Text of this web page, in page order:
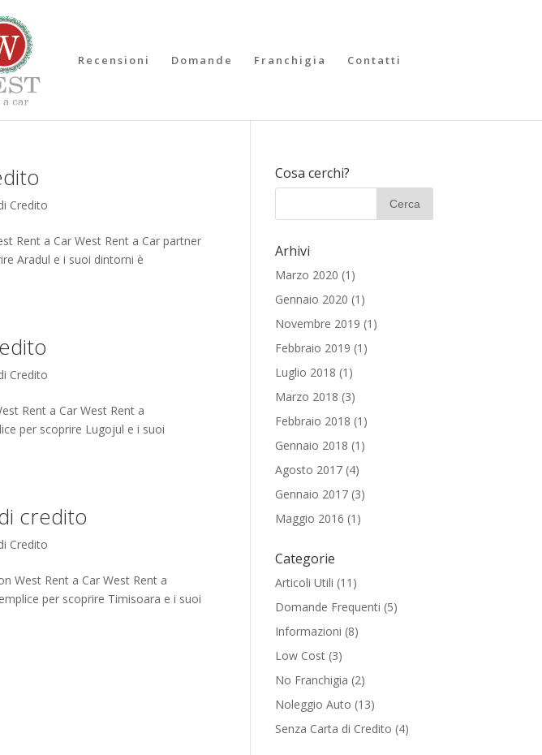
Recensioni Domande Franchigia Contatti
Credito
Rent a Car West Rent a Car partner
Aradul e i suoi dintorni è
Credito
Rent a Car West Rent a
per scoprire Lugojul e i suoi
credito
Credito
West Rent a Car West Rent a
per scoprire Timisoara e i suoi
Cosa cerchi?
Arhivi
Marzo 2020 (1)
Gennaio 2020 (1)
Novembre 2019 (1)
Febbraio 2019 (1)
Luglio 2018 (1)
Marzo 2018 (3)
Febbraio 2018 (1)
Gennaio 2018 (1)
Agosto 2017 (4)
Gennaio 2017 (3)
Maggio 2016 (1)
Categorie
Articoli Utili (11)
Domande Frequenti (5)
Informazioni (8)
Low Cost (3)
No Franchigia (2)
Noleggio Auto (13)
Senza Carta di Credito (4)